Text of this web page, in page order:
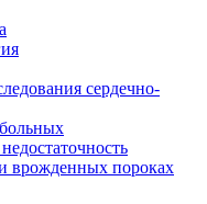
сердечно-
врожденных пороках